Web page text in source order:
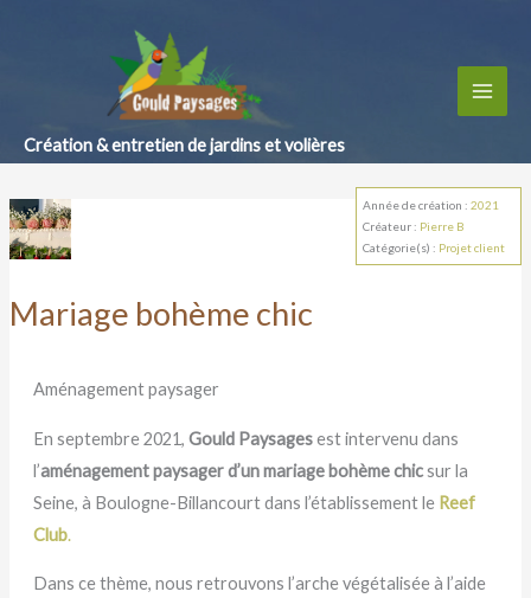
Création & entretien de jardins et volières
Année de création :2021
Créateur : Pierre B
Catégorie(s) : Projet client
Mariage bohème chic
Aménagement paysager
En septembre 2021, Gould Paysagesest intervenu dans
l’aménagement paysager d’un mariage bohème chicsur la
Seine, à Boulogne-Billancourt dans l’établissement le Reef
Club.
Dans ce thème, nous retrouvons l’arche végétalisée à l’aide